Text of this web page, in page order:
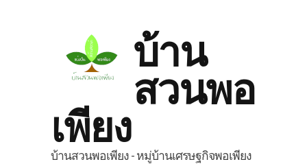
บ้าน
สวนพอ
เพียง
บ้านสวนพอเพียง - หมู่บ้านเศรษฐกิจพอเพียง